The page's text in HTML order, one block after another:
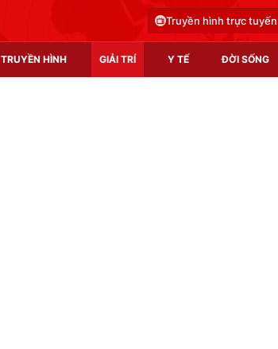
Truyền hình trực tuyến
TRUYỀN HÌNH GIẢI TRÍ Y TẾ ĐỜI SỐNG